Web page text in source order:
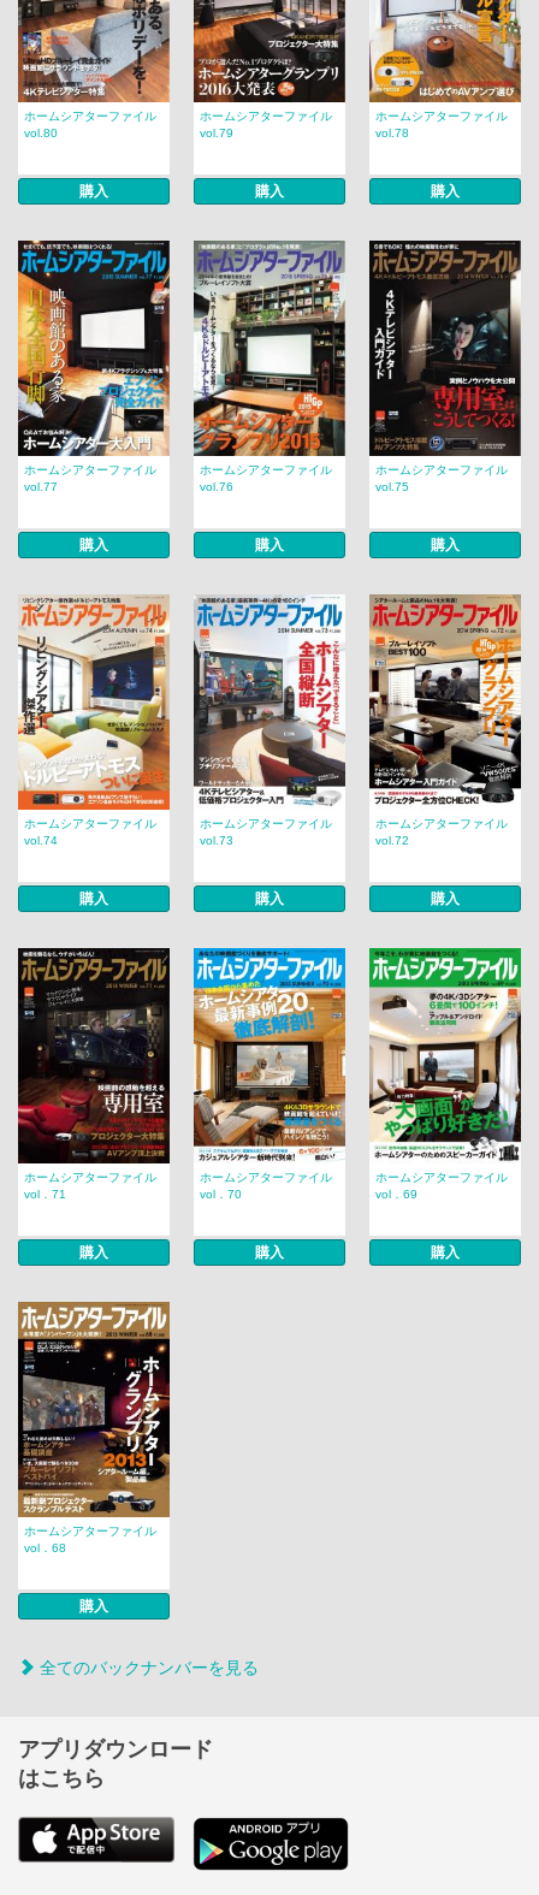
ホームシアターファイル
vol.80
購入
ホームシアターファイル
vol.79
購入
ホームシアターファイル
vol.78
購入
ホームシアターファイル
vol.77
購入
ホームシアターファイル
vol.76
購入
ホームシアターファイル
vol.75
購入
ホームシアターファイル
vol.74
購入
ホームシアターファイル
vol.73
購入
ホームシアターファイル
vol.72
購入
ホームシアターファイル
vol．71
購入
ホームシアターファイル
vol．70
購入
ホームシアターファイル
vol．69
購入
ホームシアターファイル
vol．68
購入
全てのバックナンバーを見る
アプリダウンロード
はこちら